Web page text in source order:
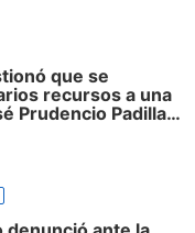
que se
recursos a una
Prudencio Padilla
mientras